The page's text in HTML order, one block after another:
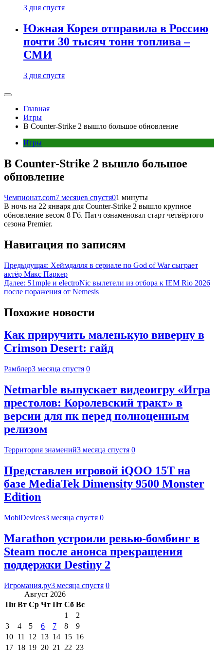
3 дня спустя
Южная Корея отправила в Россию
почти 30 тысяч тонн топлива –
СМИ
3 дня спустя
Главная
Игры
В Counter-Strike 2 вышло большое обновление
Игры
В Counter-Strike 2 вышло большое
обновление
Чемпионат.com7 месяцев спустя01 минуты
В ночь на 22 января для Counter-Strike 2 вышло крупное
обновление весом 8 Гб. Патч ознаменовал старт четвёртого
сезона Premier.
Навигация по записям
Предыдущая: Хеймдалля в сериале по God of War сыграет
актёр Макс Паркер
Далее: S1mple и electroNic вылетели из отбора к IEM Rio 2026
после поражения от Nemesis
Похожие новости
Как приручить маленькую виверну в
Crimson Desert: гайд
Рамблер3 месяца спустя 0
Netmarble выпускает видеоигру «Игра
престолов: Королевский тракт» в
версии для пк перед полноценным
релизом
Территория знамений3 месяца спустя 0
Представлен игровой iQOO 15T на
базе MediaTek Dimensity 9500 Monster
Edition
MobiDevices3 месяца спустя 0
Marathon устроили ревью-бомбинг в
Steam после анонса прекращения
поддержки Destiny 2
Игромания.ру3 месяца спустя 0
Август 2026
Пн Вт Ср Чт Пт Сб Вс
1
2
3
4 5 6 7 8
9
10 11 12 13 14 15 16
17 18 19 20 21 22 23